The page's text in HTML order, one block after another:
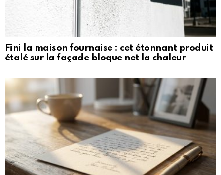
Fini la maison fournaise : cet étonnant produit
étalé sur la façade bloque net la chaleur